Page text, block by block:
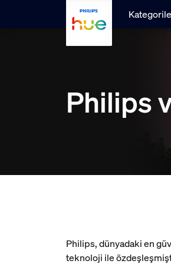
skip.to.main.content
Philips
Philips, dünyadaki en
teknoloji ile